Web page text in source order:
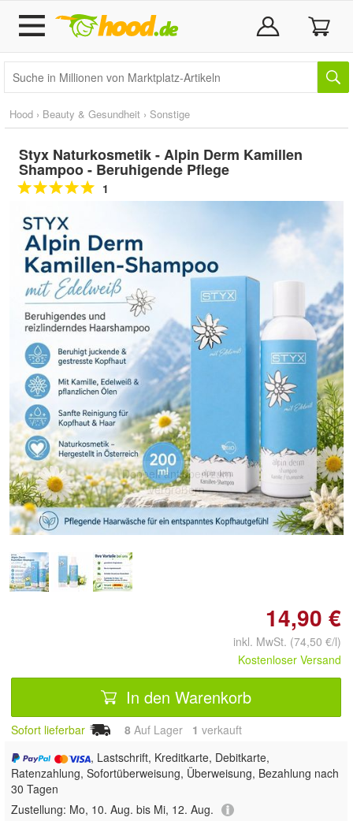
Hood › Beauty & Gesundheit › Sonstige
Styx Naturkosmetik - Alpin Derm Kamillen
Shampoo - Beruhigende Pflege
1
Doppelt antippen zum
vergrößern
14,90 €
inkl. MwSt. (74,50 €/l)
Kostenloser Versand
In den Warenkorb
Sofort lieferbar 8 Auf Lager 1 verkauft
, Lastschrift, Kreditkarte, Debitkarte,
Ratenzahlung, Sofortüberweisung, Überweisung, Bezahlung nach
30 Tagen
Zustellung: Mo, 10. Aug. bis Mi, 12. Aug.